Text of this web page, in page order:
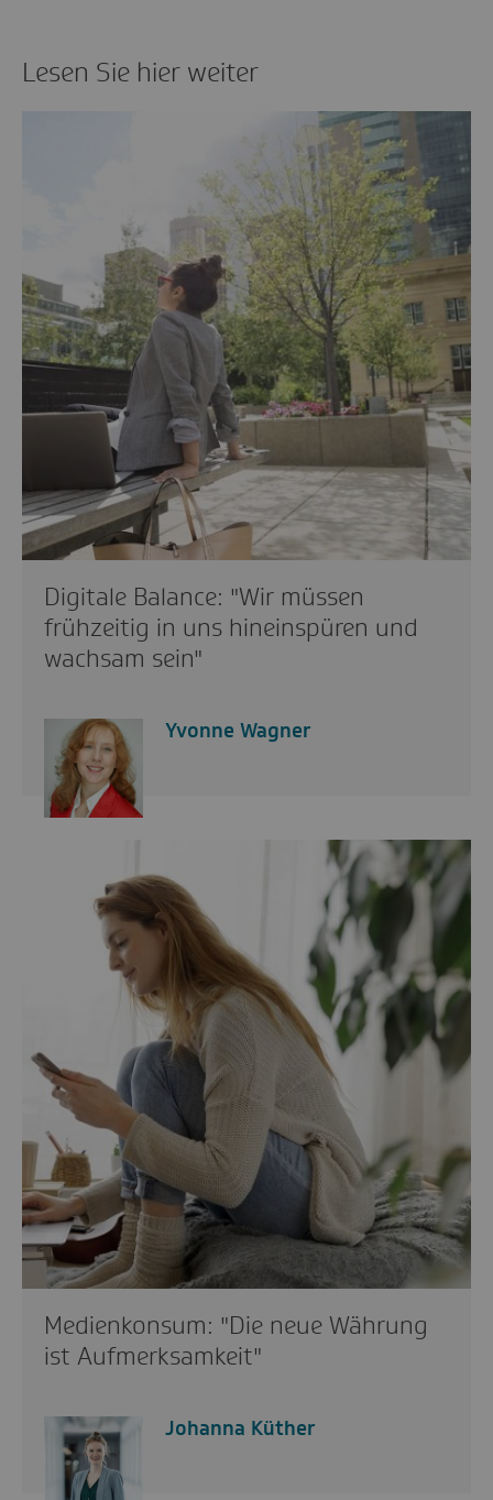
Lesen Sie hier weiter
Digitale Balance: "Wir müssen
frühzeitig in uns hineinspüren und
wachsam sein"
Yvonne Wagner
Medienkonsum: "Die neue Währung
ist Aufmerksamkeit"
Johanna Küther